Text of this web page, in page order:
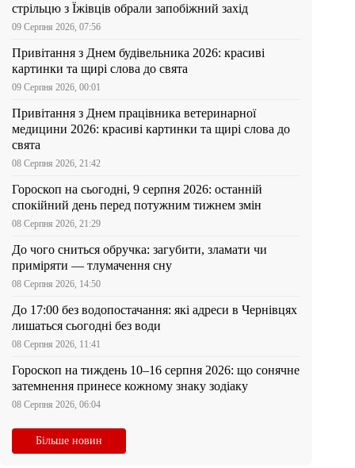
стрільцю з Їжівців обрали запобіжний захід
09 Серпня 2026, 07:56
Привітання з Днем будівельника 2026: красиві
картинки та щирі слова до свята
09 Серпня 2026, 00:01
Привітання з Днем працівника ветеринарної
медицини 2026: красиві картинки та щирі слова до
свята
08 Серпня 2026, 21:42
Гороскоп на сьогодні, 9 серпня 2026: останній
спокійний день перед потужним тижнем змін
08 Серпня 2026, 21:29
До чого сниться обручка: загубити, зламати чи
приміряти — тлумачення сну
08 Серпня 2026, 14:50
До 17:00 без водопостачання: які адреси в Чернівцях
лишаться сьогодні без води
08 Серпня 2026, 11:41
Гороскоп на тиждень 10–16 серпня 2026: що сонячне
затемнення принесе кожному знаку зодіаку
08 Серпня 2026, 06:04
Більше новин